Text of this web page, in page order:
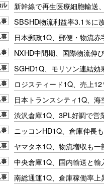
新幹線で再生医療細胞輸送
SBSHD物流利益率3.1％に
日本郵政1Q、郵便・物流
NXHD中間期、国際物流伸
SGHD1Q、モリソン連結効
ロジスティード1Q、売上
日本トランスシティ1Q、
渋沢倉庫1Q、3PL好調で営
ニッコンHD1Q、倉庫伸長
ヤマタネ1Q、物流増収も一
中央倉庫1Q、国内輸送と輸
南総通運1Q、倉庫稼働率上